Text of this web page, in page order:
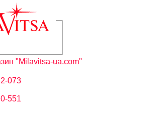
"Milavitsa-ua.com"
073
551